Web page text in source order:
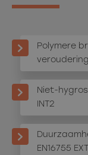
Polymere
veroudering
Niet-
INT2
EN16755 EXT